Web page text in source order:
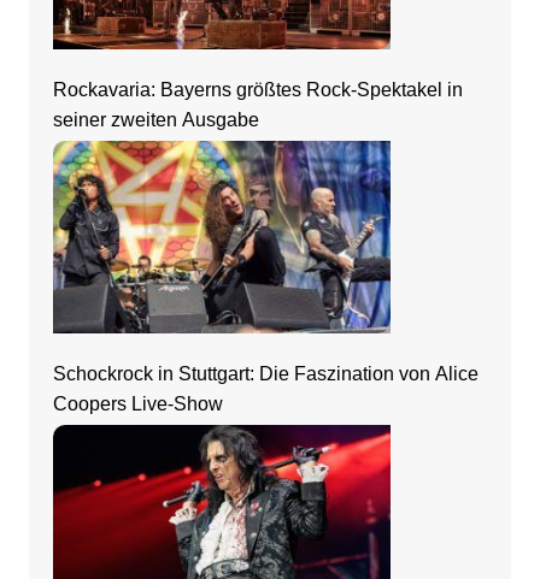
Rockavaria: Bayerns größtes Rock-Spektakel in
seiner zweiten Ausgabe
Schockrock in Stuttgart: Die Faszination von Alice
Coopers Live-Show